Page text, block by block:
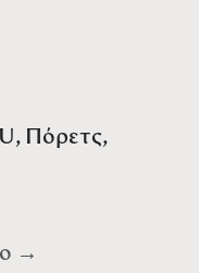
Πόρετς,
→